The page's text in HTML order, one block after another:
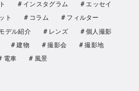
インスタグラム
エッセイ
ト コラム
フィルター
デル紹介 レンズ
個人撮影
建物 撮影会
撮影地
電車 風景